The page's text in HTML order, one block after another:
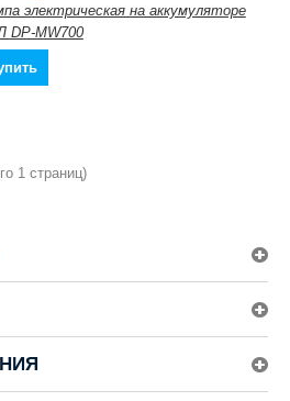
электрическая на аккумуляторе
DP-MW700
1 страниц)